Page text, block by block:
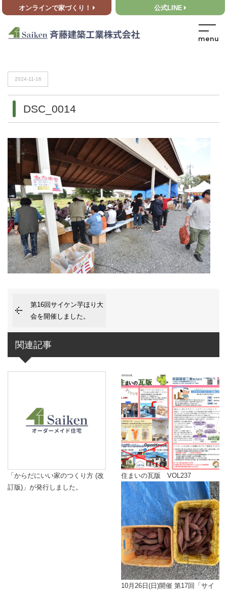
オンラインで家づくり！ 公式LINE
HOME>DSC_0014
2024-11-16
DSC_0014
第16回サイケン芋ほり大
会を開催しました。
関連記事
「からだにいい家のつくり方 (改
訂版)」が発行しました。
住まいの瓦版 VOL237
10月26日(日)開催 第17回「サイ